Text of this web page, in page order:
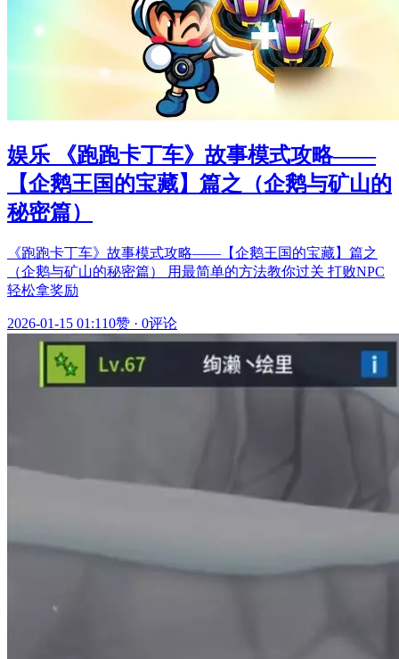
娱乐 《跑跑卡丁车》故事模式攻略——
【企鹅王国的宝藏】篇之（企鹅与矿山的
秘密篇）
《跑跑卡丁车》故事模式攻略——【企鹅王国的宝藏】篇之
（企鹅与矿山的秘密篇） 用最简单的方法教你过关 打败NPC
轻松拿奖励
2026-01-15 01:110赞 · 0评论